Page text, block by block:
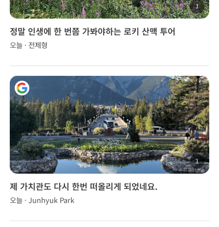
1
정말 인생에 한 번쯤 가봐야하는 로키 산맥 투어
오늘 · 전제형
1
제 가치관도 다시 한번 떠올리게 되었네요.
오늘 · Junhyuk Park